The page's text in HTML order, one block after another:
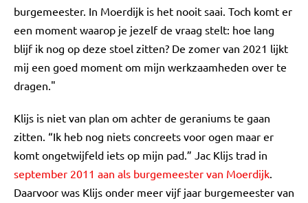
burgemeester. In Moerdijk is het nooit saai. Toch komt er
een moment waarop je jezelf de vraag stelt: hoe lang
blijf ik nog op deze stoel zitten? De zomer van 2021 lijkt
mij een goed moment om mijn werkzaamheden over te
dragen."
Klijs is niet van plan om achter de geraniums te gaan
zitten. “Ik heb nog niets concreets voor ogen maar er
komt ongetwijfeld iets op mijn pad.” Jac Klijs trad in
september 2011 aan als burgemeester van Moerdijk.
Daarvoor was Klijs onder meer vijf jaar burgemeester van